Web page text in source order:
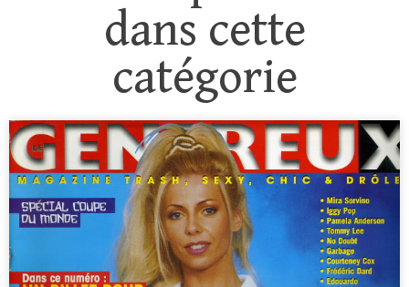
dans cette
catégorie